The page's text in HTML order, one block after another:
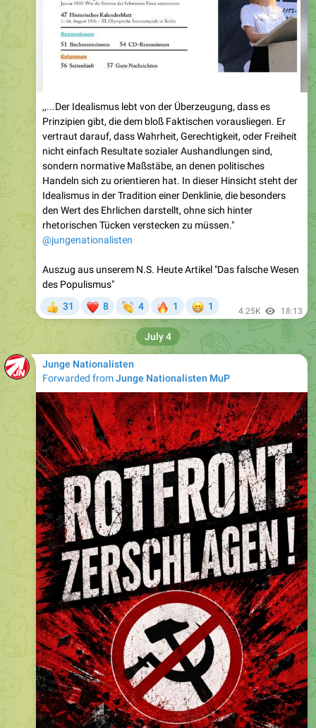
,,...Der Idealismus lebt von der Überzeugung, dass es
Prinzipien gibt, die dem bloß Faktischen vorausliegen. Er
vertraut darauf, dass Wahrheit, Gerechtigkeit, oder Freiheit
nicht einfach Resultate sozialer Aushandlungen sind,
sondern normative Maßstäbe, an denen politisches
Handeln sich zu orientieren hat. In dieser Hinsicht steht der
Idealismus in der Tradition einer Denklinie, die besonders
den Wert des Ehrlichen darstellt, ohne sich hinter
rhetorischen Tücken verstecken zu müssen."
@jungenationalisten
Auszug aus unserem N.S. Heute Artikel "Das falsche Wesen
31 8
👏
4
🔥
1
😁
1
Junge Nationalisten
Forwarded fromJunge Nationalisten MuP
July 4